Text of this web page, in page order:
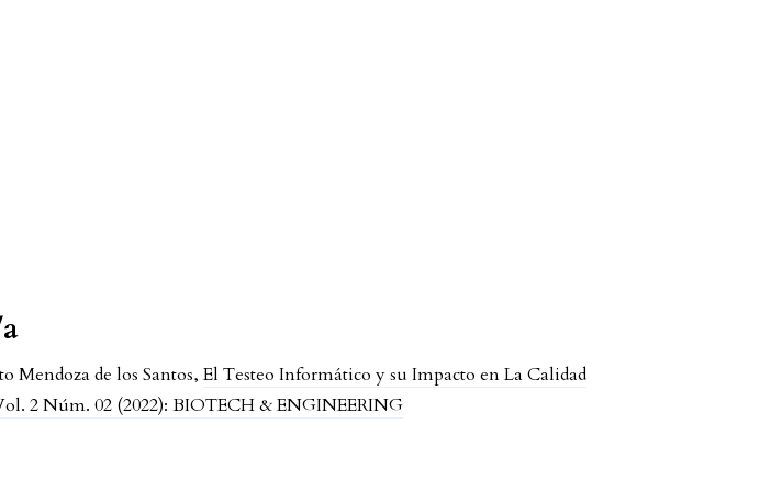
Mendoza de los Santos,El Testeo Informático y su Impacto en La Calidad
2 Núm. 02 (2022): BIOTECH & ENGINEERING